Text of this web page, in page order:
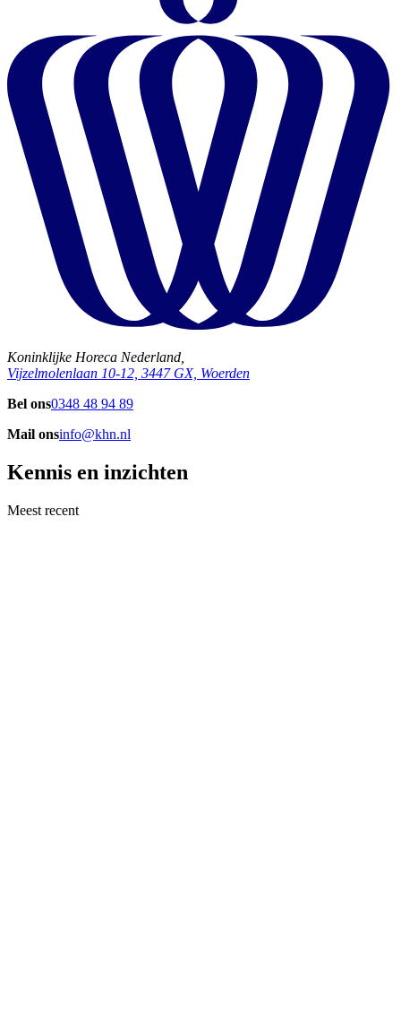
Koninklijke Horeca Nederland,
Vijzelmolenlaan 10-12, 3447 GX, Woerden
Bel ons0348 48 94 89
Mail onsinfo@khn.nl
Kennis en inzichten
Meest recent